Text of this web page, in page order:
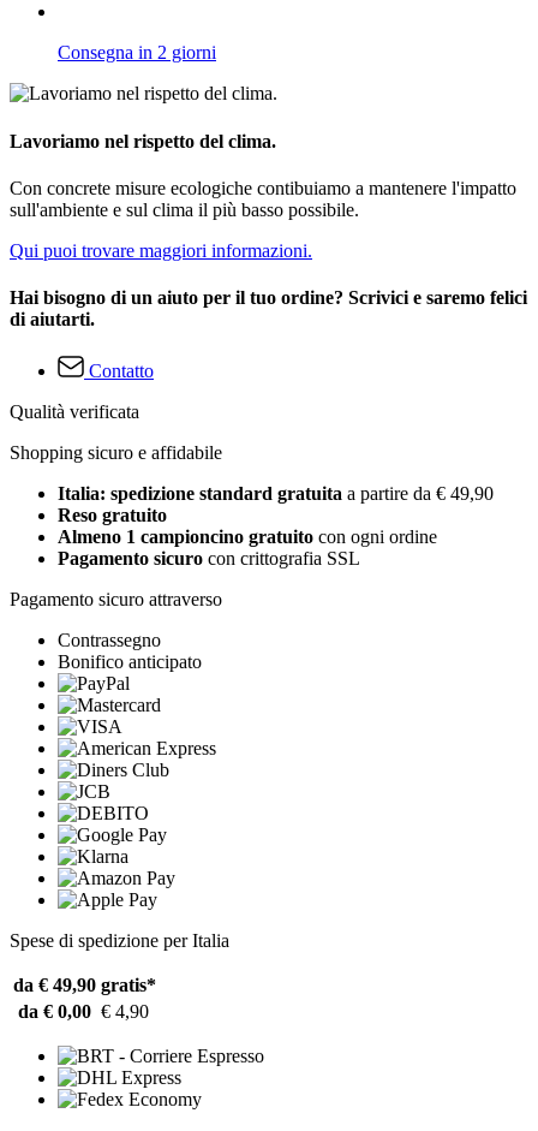
Consegna in 2 giorni
Lavoriamo nel rispetto del clima.
Con concrete misure ecologiche contibuiamo a mantenere l'impatto
sull'ambiente e sul clima il più basso possibile.
Qui puoi trovare maggiori informazioni.
Hai bisogno di un aiuto per il tuo ordine? Scrivici e saremo felici
di aiutarti.
Contatto
Qualità verificata
Shopping sicuro e affidabile
Italia: spedizione standard gratuita a partire da € 49,90
Reso gratuito
Almeno 1 campioncino gratuito con ogni ordine
Pagamento sicuro con crittografia SSL
Pagamento sicuro attraverso
Contrassegno
Bonifico anticipato
Spese di spedizione per Italia
da € 49,90 gratis*
da € 0,00 € 4,90